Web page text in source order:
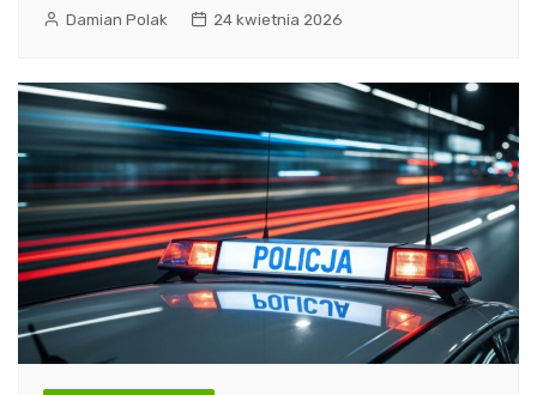
Damian Polak 24 kwietnia 2026